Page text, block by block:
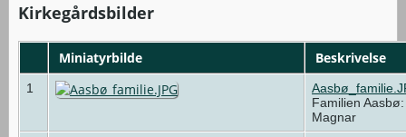
Kirkegårdsbilder
Miniatyrbilde Beskrivelse
1
Familien
Magnar